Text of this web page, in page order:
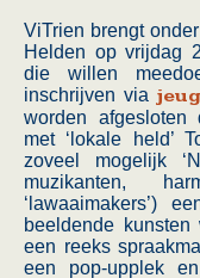
ViTrien brengt
Helden op vrijdag
die willen
inschrijven via
worden afgesloten
met ‘lokale held’
zoveel mogelijk
muzikanten,
‘lawaaimakers’)
beeldende
een reeks
een pop-upplek